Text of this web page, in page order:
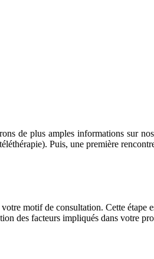
de plus amples informations sur
Puis, une première
motif de consultation. Cette
des facteurs impliqués dans votre